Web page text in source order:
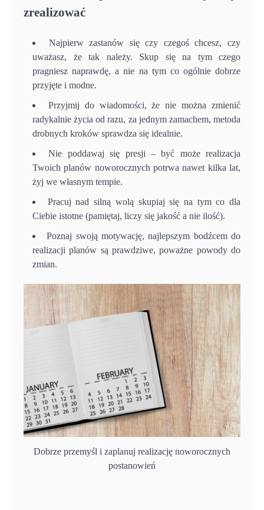
zrealizować
Najpierw zastanów się czy czegoś chcesz, czy
uważasz, że tak należy. Skup się na tym czego
pragniesz naprawdę, a nie na tym co ogólnie dobrze
przyjęte i modne.
Przyjmij do wiadomości, że nie można zmienić
radykalnie życia od razu, za jednym zamachem, metoda
drobnych kroków sprawdza się idealnie.
Nie poddawaj się presji – być może realizacja
Twoich planów noworocznych potrwa nawet kilka lat,
żyj we własnym tempie.
Pracuj nad silną wolą skupiaj się na tym co dla
Ciebie istotne (pamiętaj, liczy się jakość a nie ilość).
Poznaj swoją motywację, najlepszym bodźcem do
realizacji planów są prawdziwe, poważne powody do
zmian.
Dobrze przemyśl i zaplanuj realizację noworocznych
postanowień